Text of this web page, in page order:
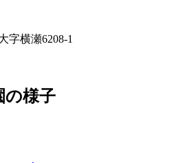
字横瀬6208-1
の様子